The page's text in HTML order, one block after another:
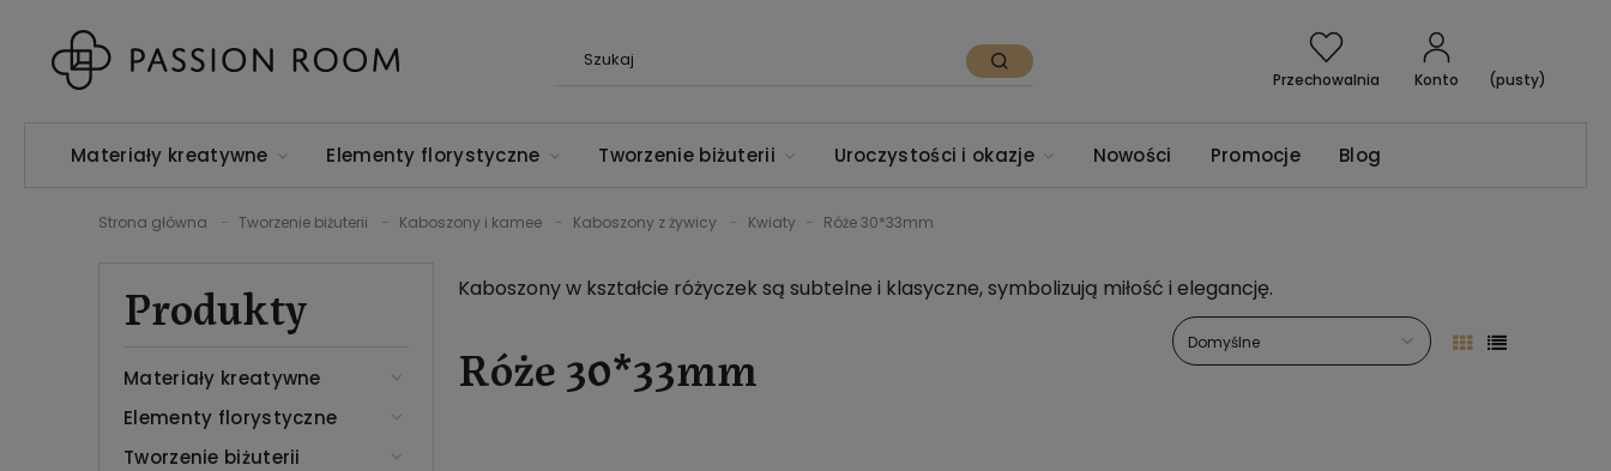
Przechowalnia Konto (pusty)
Materiały kreatywne Elementy florystyczne Tworzenie biżuterii Uroczystości i okazje Nowości Promocje Blog
Strona główna Tworzenie biżuterii Kaboszony i kamee Kaboszony z żywicy Kwiaty Róże 30*33mm
Produkty
Materiały kreatywne
Elementy florystyczne
Tworzenie biżuterii
Kaboszony w kształcie różyczek są subtelne i klasyczne, symbolizują miłość i elegancję.
Róże 30*33mm